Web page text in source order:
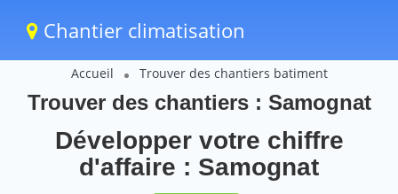
Chantier climatisation
Accueil Trouver des chantiers batiment
Trouver des chantiers : Samognat
Développer votre chiffre
d'affaire : Samognat